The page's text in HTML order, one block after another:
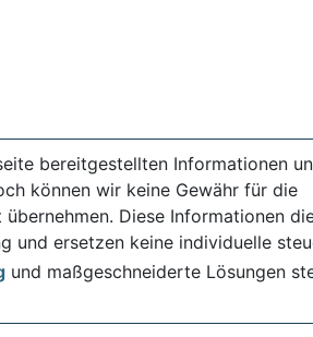
bereitgestellten Informationen
können wir keine Gewähr für die
Diese Informationen
und ersetzen keine individuelle
und maßgeschneiderte Lösungen